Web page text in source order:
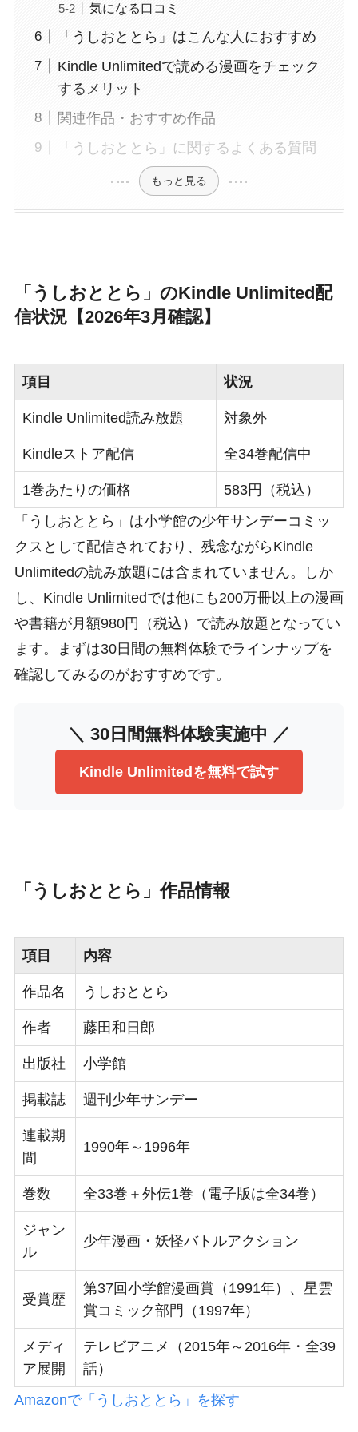
気になる口コミ
「うしおととら」はこんな人におすすめ
Kindle Unlimitedで読める漫画をチェック
するメリット
関連作品・おすすめ作品
「うしおととら」に関するよくある質問
もっと見る
「うしおととら」のKindle Unlimited配
信状況【2026年3月確認】
項目 状況
Kindle Unlimited読み放題 対象外
Kindleストア配信 全34巻配信中
1巻あたりの価格
583円（税込）
「うしおととら」は小学館の少年サンデーコミッ
クスとして配信されており、残念ながらKindle
Unlimitedの読み放題には含まれていません。しか
し、Kindle Unlimitedでは他にも200万冊以上の漫画
や書籍が月額980円（税込）で読み放題となってい
ます。まずは30日間の無料体験でラインナップを
確認してみるのがおすすめです。
＼ 30日間無料体験実施中 ／
Kindle Unlimitedを無料で試す
「うしおととら」作品情報
項目 内容
作品名 うしおととら
作者 藤田和日郎
出版社 小学館
掲載誌 週刊少年サンデー
連載期
間
1990年～1996年
巻数 全33巻＋外伝1巻（電子版は全34巻）
ジャン
ル
少年漫画・妖怪バトルアクション
受賞歴
第37回小学館漫画賞（1991年）、星雲
賞コミック部門（1997年）
メディ
ア展開
テレビアニメ（2015年～2016年・全39
話）
Amazonで「うしおととら」を探す